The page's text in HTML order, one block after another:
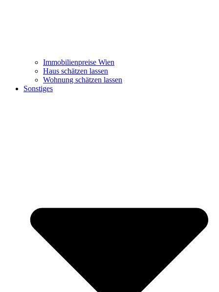
Immobilienpreise Wien
Haus schätzen lassen
Wohnung schätzen lassen
Sonstiges